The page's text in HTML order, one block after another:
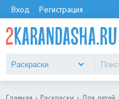
Вход Регистрация